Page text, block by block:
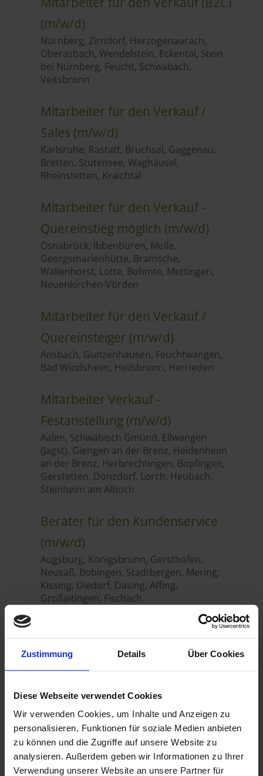
Zustimmung Details Über Cookies
Diese Webseite verwendet Cookies
Wir verwenden Cookies, um Inhalte und Anzeigen zu
personalisieren, Funktionen für soziale Medien anbieten
zu können und die Zugriffe auf unsere Website zu
analysieren. Außerdem geben wir Informationen zu Ihrer
Verwendung unserer Website an unsere Partner für